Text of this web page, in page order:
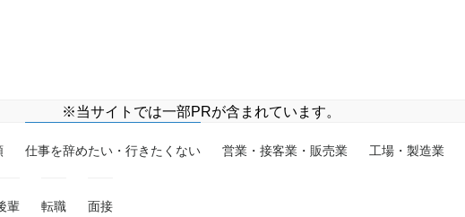
※当サイトでは一部PRが含まれています。
仕事を辞めたい・行きたくない 営業・接客業・販売業 工場・製造業
輩 転職 面接